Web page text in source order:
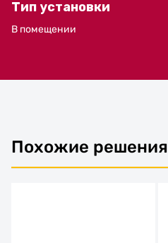
Тип установки
В помещении
Похожие решения